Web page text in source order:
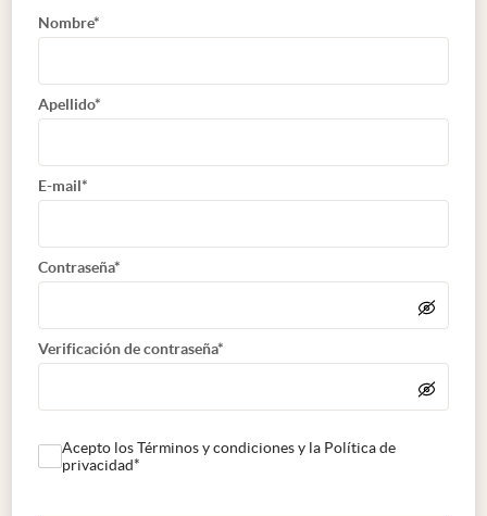
Nombre*
Apellido*
E-mail*
Contraseña*
Verificación de contraseña*
Acepto los Términos y condiciones y la Política de
privacidad*